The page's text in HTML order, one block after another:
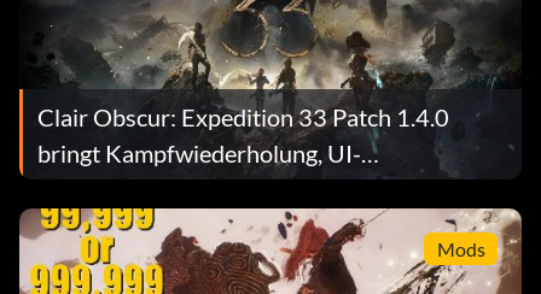
Clair Obscur: Expedition 33 Patch 1.4.0
bringt Kampfwiederholung, UI-
Überarbeitung und Leistungsverbesserungen
für Experten
Mods